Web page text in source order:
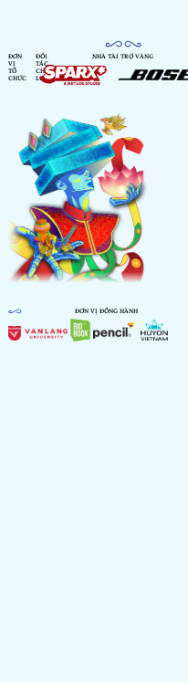
ĐƠN
VỊ
TỔ
CHỨC
ĐỐI
TÁC
CHIẾN
LƯỢC
NHÀ TÀI TRỢ VÀNG
ĐƠN VỊ ĐỒNG HÀNH